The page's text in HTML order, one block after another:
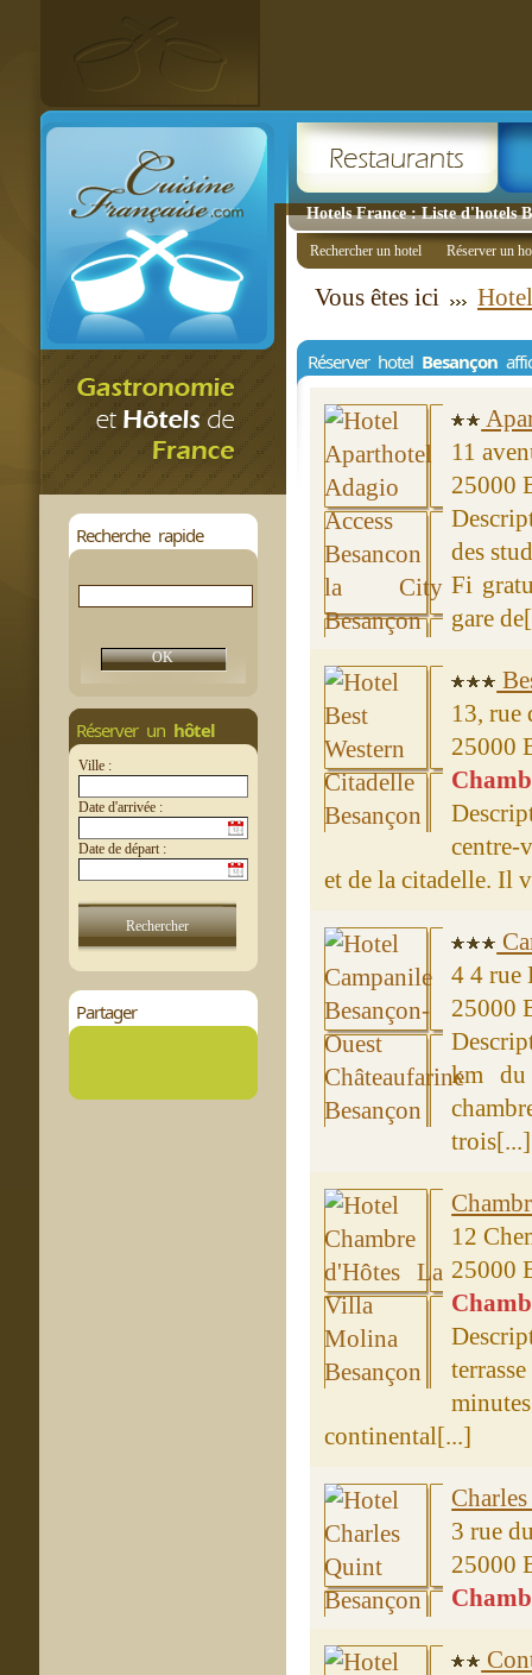
Hotels France : Liste d'hotels
Recherche rapide
Réserver un hôtel
Ville :
Date d'arrivée :
Date de départ :
Partager
Rechercher un hotel Réserver un
Vous êtes ici
Réserver hotel Besançon
11
25000
des
Fi
gare
13, rue
25000
centre-
et de la citadelle. Il
4 4 rue
25000
km du
trois[...]
12
25000
continental[...]
3 rue
25000